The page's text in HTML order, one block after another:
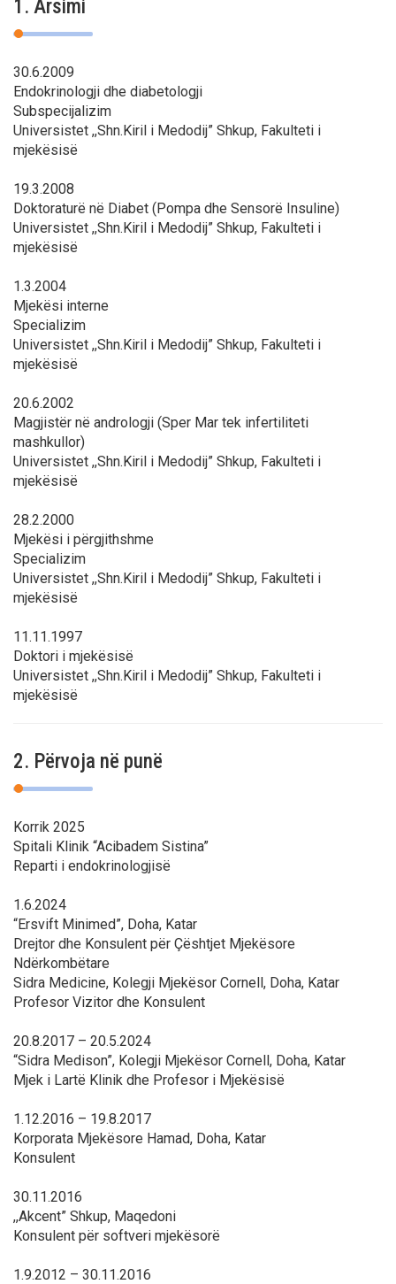
1. Arsimi
30.6.2009
Endokrinologji dhe diabetologji
Subspecijalizim
Universistet ,,Shn.Kiril i Medodij” Shkup, Fakulteti i
mjekësisë
19.3.2008
Doktoraturë në Diabet (Pompa dhe Sensorë Insuline)
Universistet ,,Shn.Kiril i Medodij” Shkup, Fakulteti i
mjekësisë
1.3.2004
Mjekësi interne
Specializim
Universistet ,,Shn.Kiril i Medodij” Shkup, Fakulteti i
mjekësisë
20.6.2002
Magjistër në andrologji (Sper Mar tek infertiliteti
mashkullor)
Universistet ,,Shn.Kiril i Medodij” Shkup, Fakulteti i
mjekësisë
28.2.2000
Mjekësi i përgjithshme
Specializim
Universistet ,,Shn.Kiril i Medodij” Shkup, Fakulteti i
mjekësisë
11.11.1997
Doktori i mjekësisë
Universistet ,,Shn.Kiril i Medodij” Shkup, Fakulteti i
mjekësisë
2. Përvoja në punë
Korrik 2025
Spitali Klinik “Acibadem Sistina”
Reparti i endokrinologjisë
1.6.2024
“Ersvift Minimed”, Doha, Katar
Drejtor dhe Konsulent për Çështjet Mjekësore
Ndërkombëtare
Sidra Medicine, Kolegji Mjekësor Cornell, Doha, Katar
Profesor Vizitor dhe Konsulent
20.8.2017 – 20.5.2024
“Sidra Medison”, Kolegji Mjekësor Cornell, Doha, Katar
Mjek i Lartë Klinik dhe Profesor i Mjekësisë
1.12.2016 – 19.8.2017
Korporata Mjekësore Hamad, Doha, Katar
Konsulent
30.11.2016
,,Akcent” Shkup, Maqedoni
Konsulent për softveri mjekësorë
1.9.2012 – 30.11.2016